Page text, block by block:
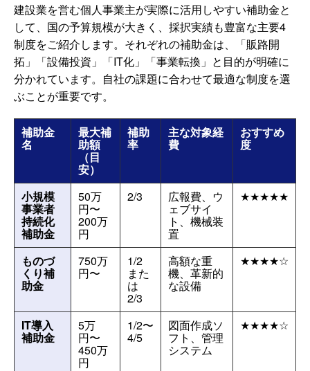
建設業を営む個人事業主が実際に活用しやすい補助金と
して、国の予算規模が大きく、採択実績も豊富な主要4
制度をご紹介します。それぞれの補助金は、「販路開
拓」「設備投資」「IT化」「事業転換」と目的が明確に
分かれています。自社の課題に合わせて最適な制度を選
ぶことが重要です。
補助金
名
最大補
助額
（目
安）
補助
率
主な対象経
費
おすすめ
度
小規模
事業者
持続化
補助金
50万
円〜
200万
円
2/3 広報費、ウ
ェブサイ
ト、機械装
置
★★★★★
ものづ
くり補
助金
750万
円〜
1/2
また
は
2/3
高額な重
機、革新的
な設備
★★★★☆
IT導入
補助金
5万
円〜
450万
円
1/2〜
4/5
図面作成ソ
フト、管理
システム
★★★★☆